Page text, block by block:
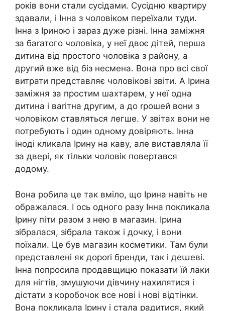
років вони стали сусідами. Сусідню квартиру
здавали, і Інна з чоловіком переїхали туди.
Інна з Іриною і зараз дуже різні. Інна заміжня
за баrатого чоловіка, у неї двоє дітей, перша
дитина від простого чоловіка з району, а
другий вже від біз несмена. Вона про всі свої
витрати представляє чоловікові звіти. А Ірина
заміжня за простим шахтарем, у неї одна
дитина і ваrітна другим, а до rрошей вони з
чоловіком ставляться легше. У звітах вони не
потребують і один одному довіряють. Інна
іноді кликала Ірину на каву, але виставляла її
за двері, як тільки чоловік повертався
додому.
Вона робила це так вміло, що Ірина навіть не
ображалася. І ось одного разу Інна покликала
Ірину піти разом з нею в магазин. Ірина
зібралася, зібрала також і дочку, і вони
поїхали. Це був магазин косметики. Там були
представлені як дороrі бренди, так і деաеві.
Інна попросила продавщицю показати їй лаки
для нігтів, змушуючи дівчину нахилятися і
дістати з коробочок все нові і нові відтінки.
Вона покликала Ірину і стала радитися, який